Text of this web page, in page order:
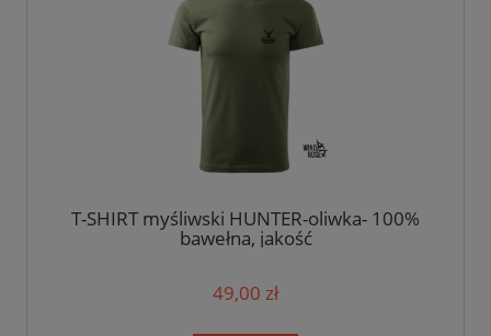
T-SHIRT myśliwski HUNTER-oliwka- 100%
bawełna, jakość
49,00 zł